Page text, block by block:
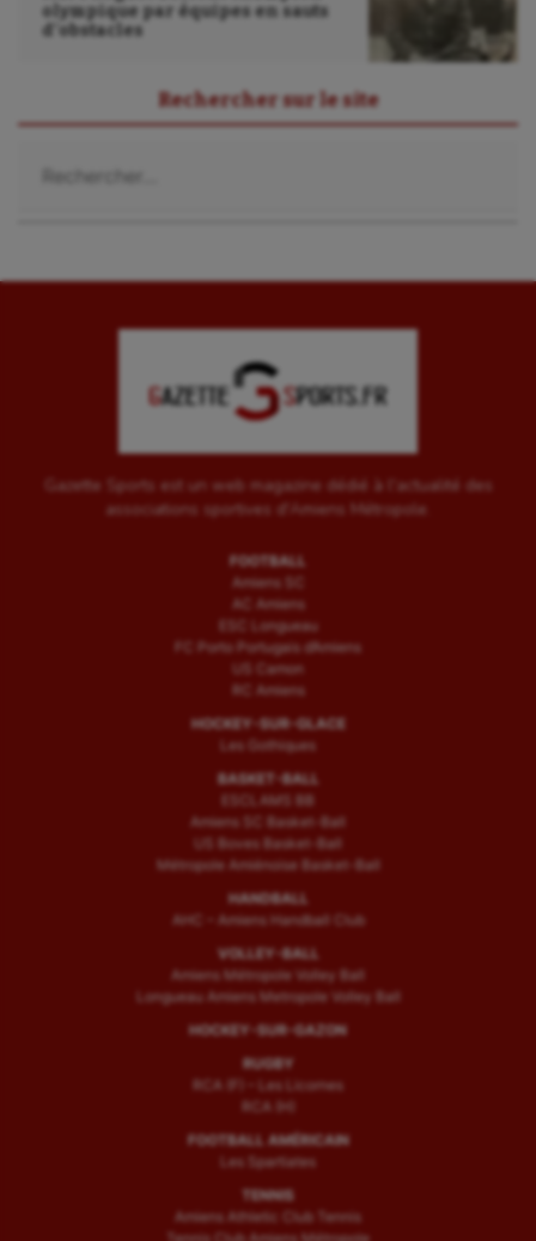
olympique par équipes en sauts
d’obstacles
Rechercher sur le site
Gazette Sports est un web magazine dédié à l'actualité des
associations sportives d'Amiens Métropole.
FOOTBALL
Amiens SC
AC Amiens
ESC Longueau
FC Porto Portugais d’Amiens
US Camon
RC Amiens
HOCKEY-SUR-GLACE
Les Gothiques
BASKET-BALL
ESCLAMS BB
Amiens SC Basket-Ball
US Boves Basket-Ball
Métropole Amiénoise Basket-Ball
HANDBALL
AHC – Amiens Handball Club
VOLLEY-BALL
Amiens Métropole Volley Ball
Longueau Amiens Metropole Volley Ball
HOCKEY-SUR-GAZON
RUGBY
RCA (F) – Les Licornes
RCA (H)
FOOTBALL AMÉRICAIN
Les Spartiates
TENNIS
Amiens Athletic Club Tennis